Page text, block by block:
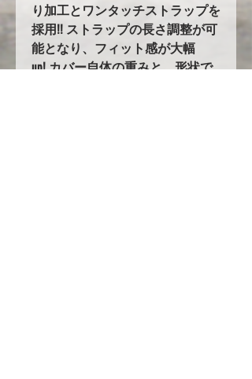
り加工とワンタッチストラップを
採用!! ストラップの長さ調整が可
能となり、フィット感が大幅
up! カバー自体の重みと、形状で